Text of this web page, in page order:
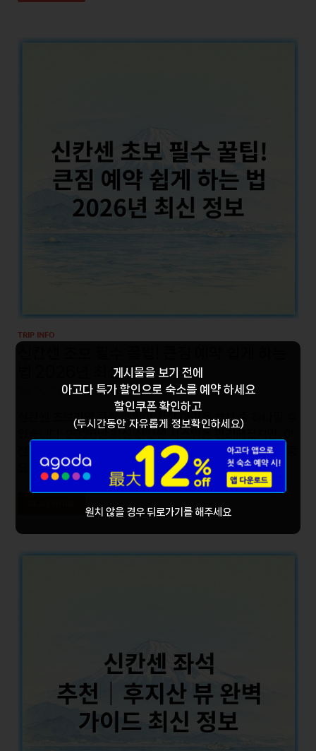
TRIP INFO
법 2026년 최신 정보
3월 22, 2026-byleonhard 3311
신칸센 초보라면 큰짐 예약이 가장 어려운 부분 중 하나일 수
전히 큰짐을 안전하고 쉽게 맡기기 위한 꿀팁을 아는 것이 중
요하죠. 이 글에서는 신칸센 초보를 …
게시물을 보기 전에
아고다 특가 할인 으로 숙소를 예약 하세요
할인쿠폰 확인하고
(두시간동안 자유롭게 정보확인하세요)
원치 않을 경우 뒤로가기를 해주세요